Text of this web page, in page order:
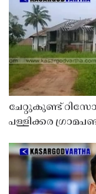
ചേറ്റുകുണ്ട്
പള്ളിക്കര